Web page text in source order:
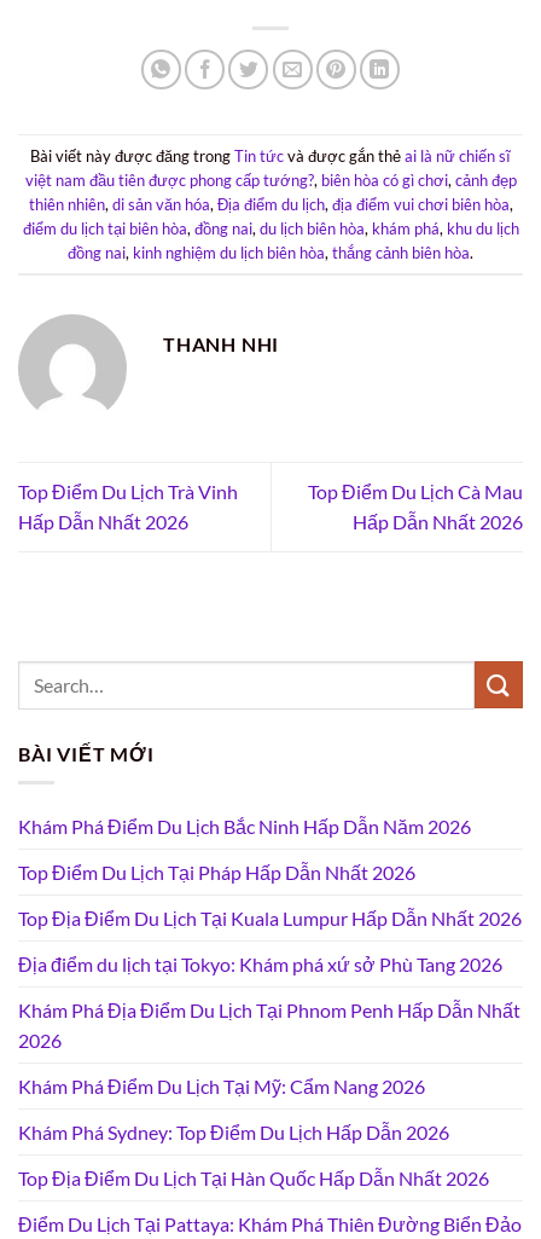
Bài viết này được đăng trongTin tứcvà được gắn thẻai là nữ chiến sĩ
việt nam đầu tiên được phong cấp tướng?, biên hòa có gì chơi, cảnh đẹp
thiên nhiên, di sản văn hóa, Địa điểm du lịch, địa điểm vui chơi biên hòa,
điểm du lịch tại biên hòa, đồng nai, du lịch biên hòa, khám phá, khu du lịch
đồng nai, kinh nghiệm du lịch biên hòa, thắng cảnh biên hòa.
THANH NHI
Top Điểm Du Lịch Trà Vinh
Hấp Dẫn Nhất 2026
Top Điểm Du Lịch Cà Mau
Hấp Dẫn Nhất 2026
BÀI VIẾT MỚI
Khám Phá Điểm Du Lịch Bắc Ninh Hấp Dẫn Năm 2026
Top Điểm Du Lịch Tại Pháp Hấp Dẫn Nhất 2026
Top Địa Điểm Du Lịch Tại Kuala Lumpur Hấp Dẫn Nhất 2026
Địa điểm du lịch tại Tokyo: Khám phá xứ sở Phù Tang 2026
Khám Phá Địa Điểm Du Lịch Tại Phnom Penh Hấp Dẫn Nhất
2026
Khám Phá Điểm Du Lịch Tại Mỹ: Cẩm Nang 2026
Khám Phá Sydney: Top Điểm Du Lịch Hấp Dẫn 2026
Top Địa Điểm Du Lịch Tại Hàn Quốc Hấp Dẫn Nhất 2026
Điểm Du Lịch Tại Pattaya: Khám Phá Thiên Đường Biển Đảo